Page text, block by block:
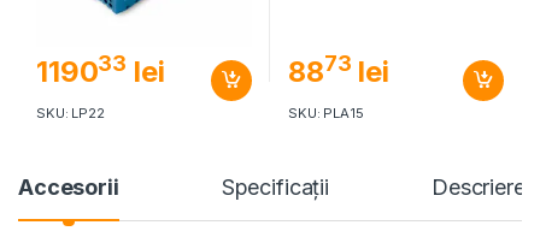
119033 lei
SKU: LP22
8873 lei
SKU: PLA15
Accesorii Specificaţii Descriere